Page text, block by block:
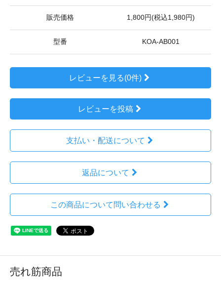
販売価格 1,800円(税込1,980円)
型番 KOA-AB001
レビューを見る(0件)
レビューを投稿
支払い・配送について
返品について
この商品について問い合わせる
売れ筋商品